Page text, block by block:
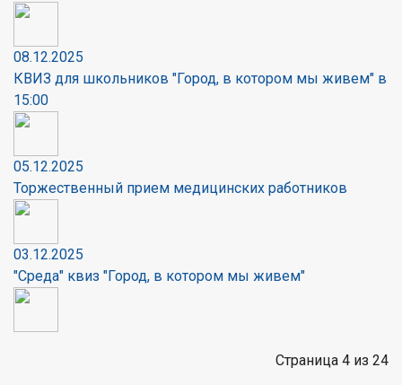
08.12.2025
КВИЗ для школьников "Город, в котором мы живем" в
15:00
05.12.2025
Торжественный прием медицинских работников
03.12.2025
"Среда" квиз "Город, в котором мы живем"
Страница 4 из 24